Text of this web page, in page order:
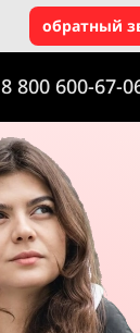
обратный
8 800 600-67-